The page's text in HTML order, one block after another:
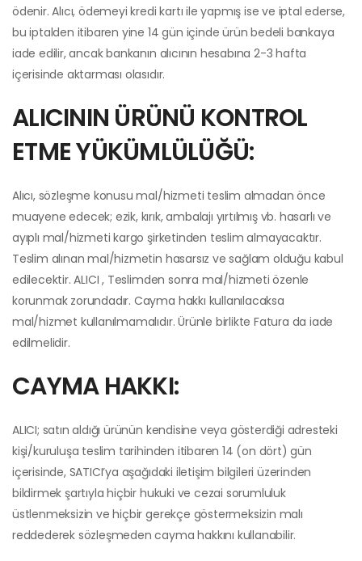
ödenir. Alıcı, ödemeyi kredi kartı ile yapmış ise ve iptal ederse,
bu iptalden itibaren yine 14 gün içinde ürün bedeli bankaya
iade edilir, ancak bankanın alıcının hesabına 2-3 hafta
içerisinde aktarması olasıdır.
ALICININ ÜRÜNÜ KONTROL
ETME YÜKÜMLÜLÜĞÜ:
Alıcı, sözleşme konusu mal/hizmeti teslim almadan önce
muayene edecek; ezik, kırık, ambalajı yırtılmış vb. hasarlı ve
ayıplı mal/hizmeti kargo şirketinden teslim almayacaktır.
Teslim alınan mal/hizmetin hasarsız ve sağlam olduğu kabul
edilecektir. ALICI , Teslimden sonra mal/hizmeti özenle
korunmak zorundadır. Cayma hakkı kullanılacaksa
mal/hizmet kullanılmamalıdır. Ürünle birlikte Fatura da iade
edilmelidir.
CAYMA HAKKI:
ALICI; satın aldığı ürünün kendisine veya gösterdiği adresteki
kişi/kuruluşa teslim tarihinden itibaren 14 (on dört) gün
içerisinde, SATICI’ya aşağıdaki iletişim bilgileri üzerinden
bildirmek şartıyla hiçbir hukuki ve cezai sorumluluk
üstlenmeksizin ve hiçbir gerekçe göstermeksizin malı
reddederek sözleşmeden cayma hakkını kullanabilir.